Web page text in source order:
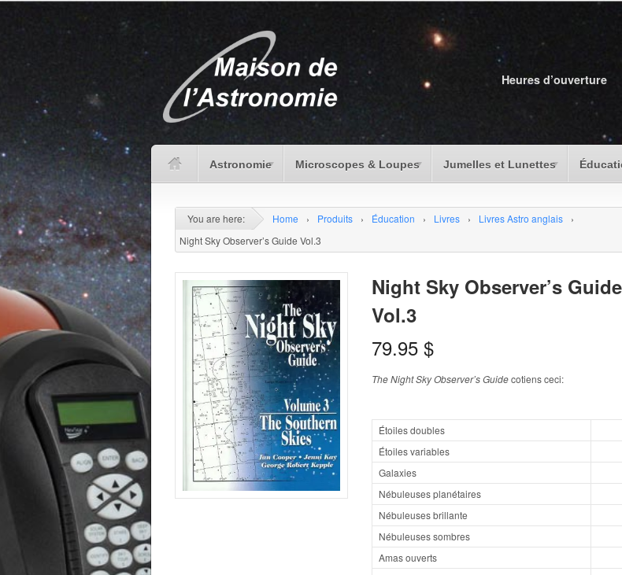
Heures d’ouverture
Astronomie Microscopes & Loupes Jumelles et Lunettes
You are here: Home › Produits › Éducation › Livres › Livres Astro anglais
›
Night Sky Observer’s Guide Vol.3
Night Sky Observer’s Guide
Vol.3
79.95 $
The Night Sky Observer’s Guidecotiens ceci:
Étoiles doubles
Étoiles variables
Galaxies
Nébuleuses planétaires
Nébuleuses brillante
Nébuleuses sombres
Amas ouverts